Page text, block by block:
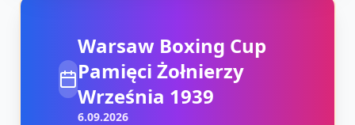
Warsaw Boxing Cup
Pamięci Żołnierzy
Września 1939
6.09.2026